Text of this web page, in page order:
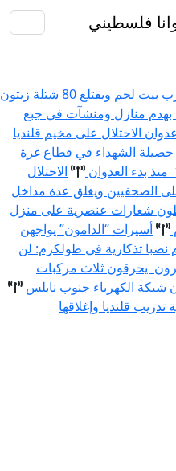
فلسطيني
الاحتلال يجرف 4 دونمات في بتير غرب بيت لحم ويقتلع 80 شتلة زيتون
بهدم منازل ومنشآت في جبع
عدوان الاحتلال على مخيم قلنديا
حصيلة الشهداء في قطاع غزة
الاحتلال
الصحفيين ويغلق عدة مداخل
شعارات عنصرية على منزل
أسيرات “الدامون” يواجهن
نصبا تذكارية في طولكرم: لن
يحرقون ثلاث مركبات
شبكة الكهرباء جنوب نابلس
تدريب قلنديا وإغلاقها